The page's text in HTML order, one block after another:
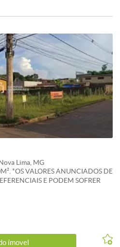
Lima, MG
*OS VALORES ANUNCIADOS DE
E PODEM SOFRER
ímovel